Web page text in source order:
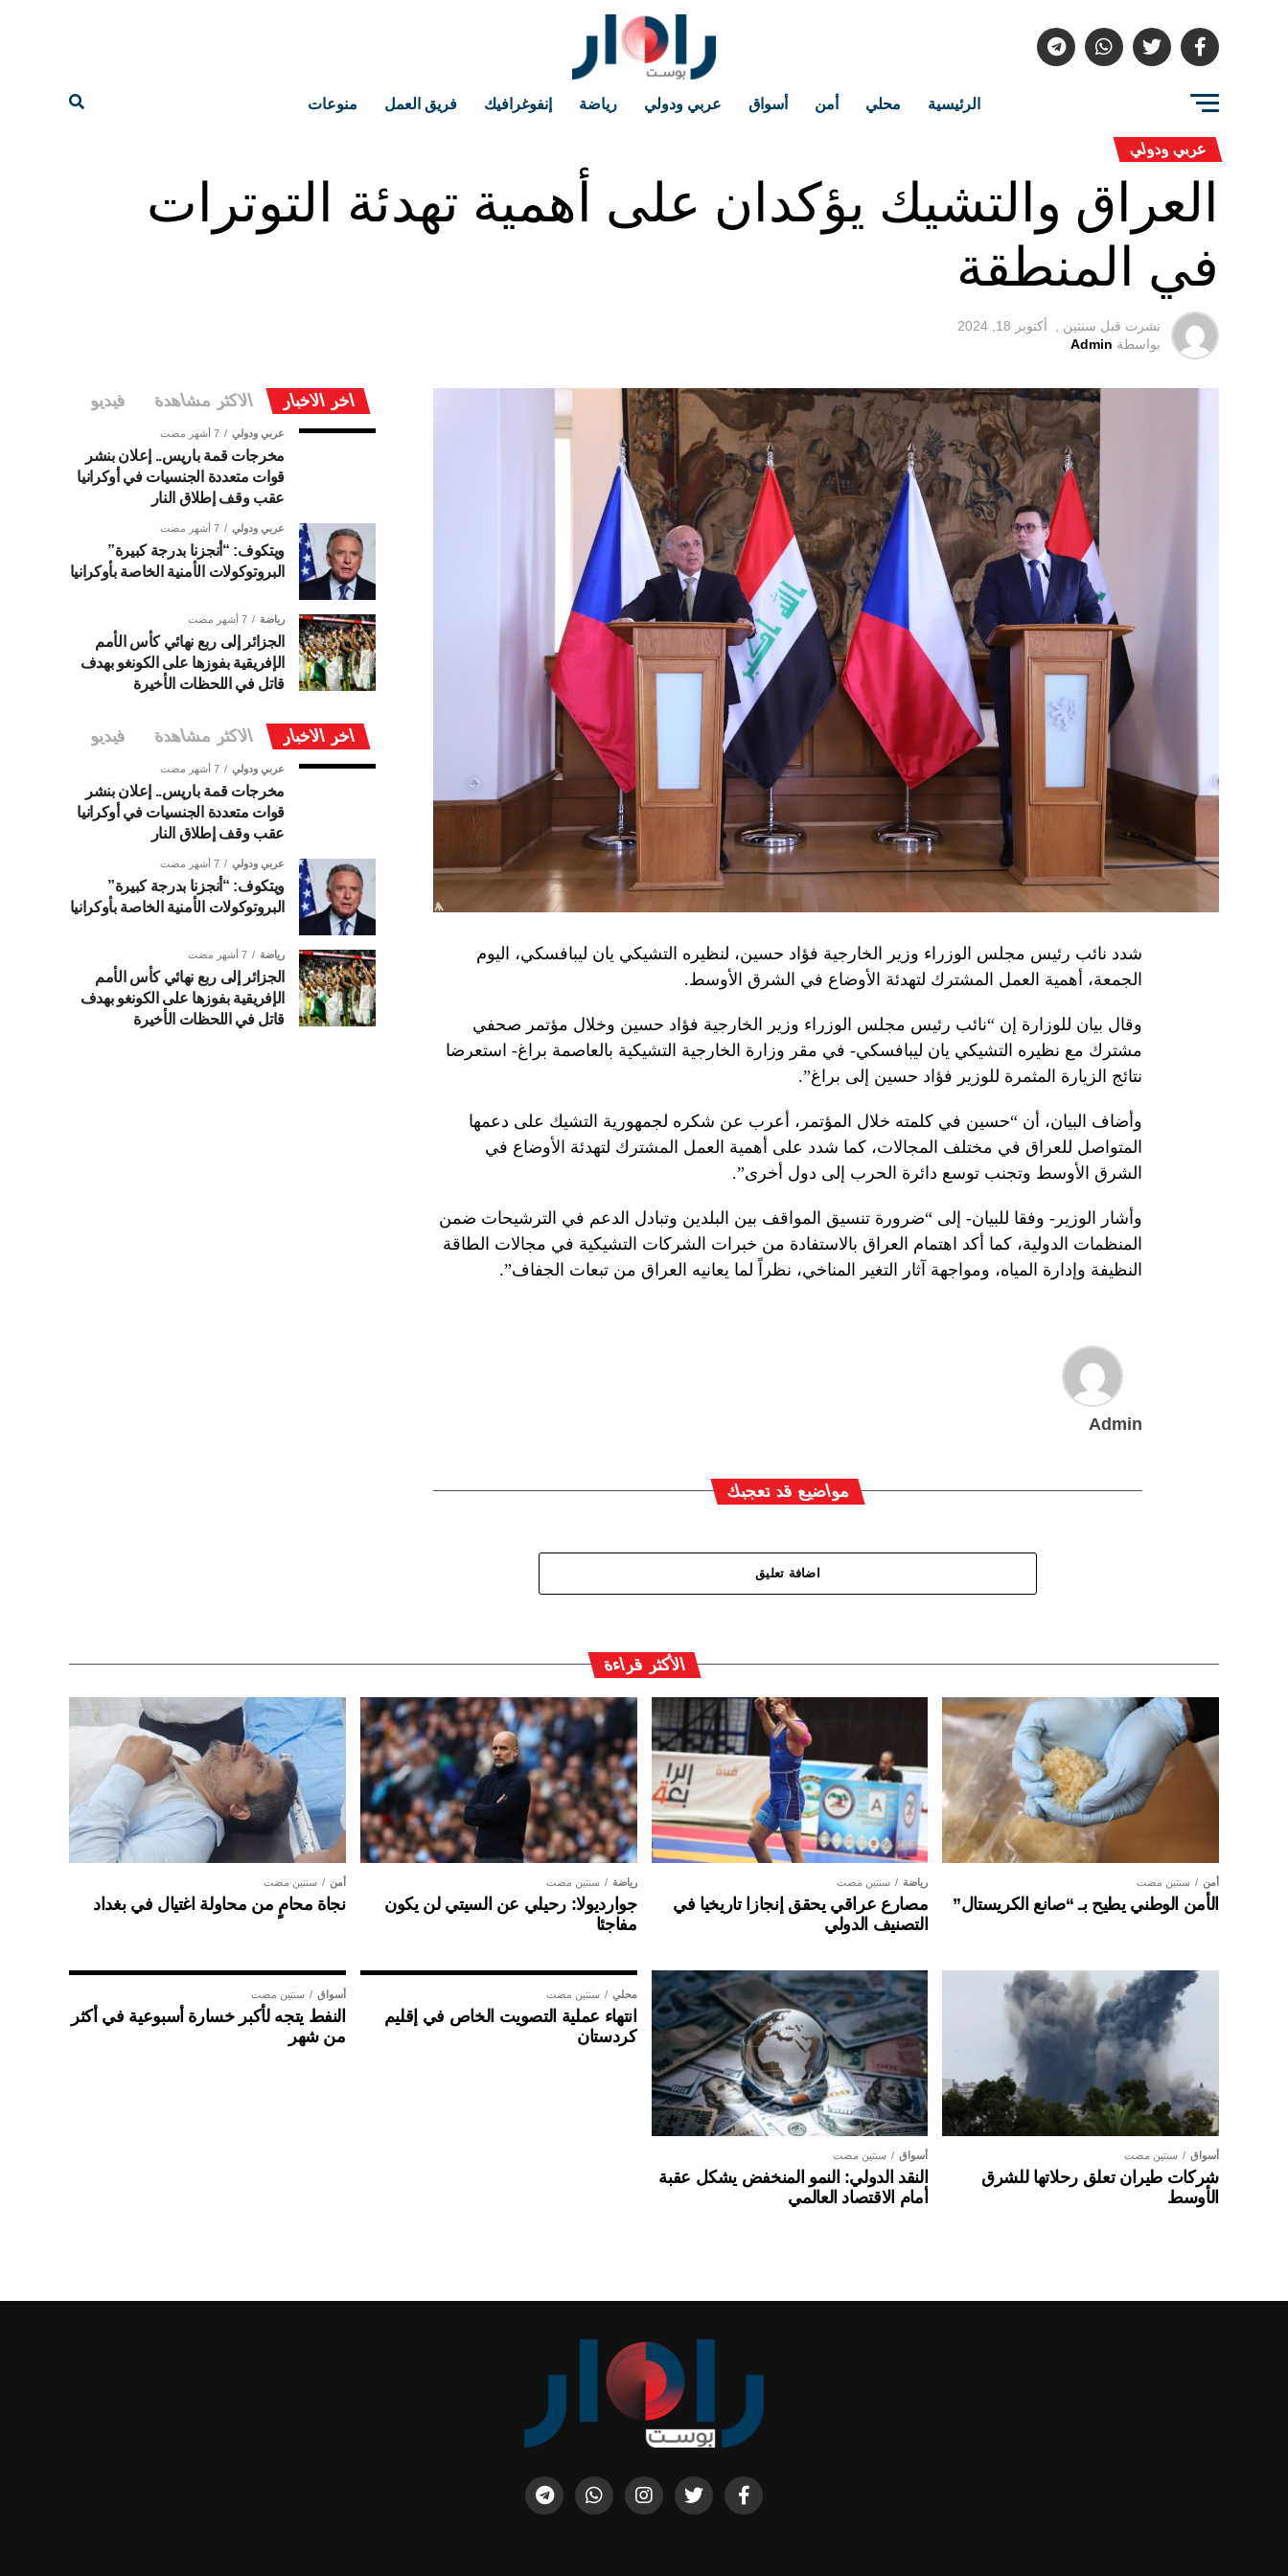
الرئيسية محلي أمن أسواق عربي ودولي رياضة إنفوغرافيك فريق العمل منوعات
عربي ودولي
العراق والتشيك يؤكدان على أهمية تهدئة التوترات
في المنطقة
نشرت قبل سنتين ,
أكتوبر 18, 2024
بواسطة Admin
شدد نائب رئيس مجلس الوزراء وزير الخارجية فؤاد حسين، لنظيره التشيكي يان ليبافسكي، اليوم
الجمعة، أهمية العمل المشترك لتهدئة الأوضاع في الشرق الأوسط.
وقال بيان للوزارة إن “نائب رئيس مجلس الوزراء وزير الخارجية فؤاد حسين وخلال مؤتمر صحفي
مشترك مع نظيره التشيكي يان ليبافسكي- في مقر وزارة الخارجية التشيكية بالعاصمة براغ- استعرضا
نتائج الزيارة المثمرة للوزير فؤاد حسين إلى براغ”.
وأضاف البيان، أن “حسين في كلمته خلال المؤتمر، أعرب عن شكره لجمهورية التشيك على دعمها
المتواصل للعراق في مختلف المجالات، كما شدد على أهمية العمل المشترك لتهدئة الأوضاع في
الشرق الأوسط وتجنب توسع دائرة الحرب إلى دول أخرى”.
وأشار الوزير- وفقا للبيان- إلى “ضرورة تنسيق المواقف بين البلدين وتبادل الدعم في الترشيحات ضمن
المنظمات الدولية، كما أكد اهتمام العراق بالاستفادة من خبرات الشركات التشيكية في مجالات الطاقة
النظيفة وإدارة المياه، ومواجهة آثار التغير المناخي، نظراً لما يعانيه العراق من تبعات الجفاف”.
Admin
مواضيع قد تعجبك
اضافة تعليق
اخر الاخبار الاكثر مشاهدة فيديو
عربي ودولي 7 أشهر مضت
مخرجات قمة باريس.. إعلان بنشر
قوات متعددة الجنسيات في أوكرانيا
عقب وقف إطلاق النار
عربي ودولي 7 أشهر مضت
ويتكوف: “أنجزنا بدرجة كبيرة”
البروتوكولات الأمنية الخاصة بأوكرانيا
رياضة 7 أشهر مضت
الجزائر إلى ربع نهائي كأس الأمم
الإفريقية بفوزها على الكونغو بهدف
قاتل في اللحظات الأخيرة
اخر الاخبار الاكثر مشاهدة فيديو
عربي ودولي 7 أشهر مضت
مخرجات قمة باريس.. إعلان بنشر
قوات متعددة الجنسيات في أوكرانيا
عقب وقف إطلاق النار
عربي ودولي 7 أشهر مضت
ويتكوف: “أنجزنا بدرجة كبيرة”
البروتوكولات الأمنية الخاصة بأوكرانيا
رياضة 7 أشهر مضت
الجزائر إلى ربع نهائي كأس الأمم
الإفريقية بفوزها على الكونغو بهدف
قاتل في اللحظات الأخيرة
الأكثر قراءة
أمن سنتين مضت
الأمن الوطني يطيح بـ “صانع الكريستال”
رياضة سنتين مضت
مصارع عراقي يحقق إنجازا تاريخيا في
التصنيف الدولي
رياضة سنتين مضت
جوارديولا: رحيلي عن السيتي لن يكون
مفاجئا
أمن سنتين مضت
نجاة محامٍ من محاولة اغتيال في بغداد
أسواق سنتين مضت
شركات طيران تعلق رحلاتها للشرق
الأوسط
أسواق سنتين مضت
النقد الدولي: النمو المنخفض يشكل عقبة
أمام الاقتصاد العالمي
محلي سنتين مضت
انتهاء عملية التصويت الخاص في إقليم
كردستان
أسواق سنتين مضت
النفط يتجه لأكبر خسارة أسبوعية في أكثر
من شهر